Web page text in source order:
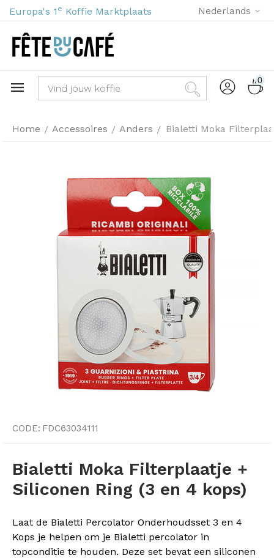
Europa's 1 e Koffie Marktplaats Nederlands
0
Home / Accessoires / Anders / Bialetti Moka
CODE: FDC63034111
Bialetti Moka Filterplaatje +
Siliconen Ring (3 en 4 kops)
Laat de Bialetti Percolator Onderhoudsset 3 en 4
Kops je helpen om je Bialetti percolator in
topconditie te houden. Deze set bevat een siliconen